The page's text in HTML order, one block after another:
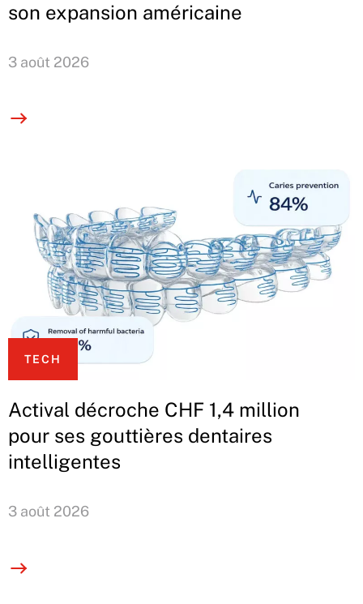
son expansion américaine
3 août 2026
TECH
Actival décroche CHF 1,4 million
pour ses gouttières dentaires
intelligentes
3 août 2026